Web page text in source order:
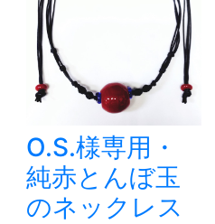
O.S.様専用・
純赤とんぼ玉
のネックレス